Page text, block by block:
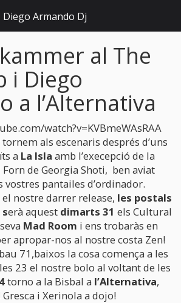
al The
i Diego
a l’Alternativa
watch?v=KVBmeWAsRAA
tornem als escenaris després d’uns
a La Isla amb l’execepció de la
de Georgia Shoti, ben aviat
pantailes d’ordinador.
nostre darrer release, les postals
erà aquest dimarts 31 els Cultural
Mad Room i ens trobaràs en
apropar-nos al nostre costa Zen!
71,baixos la cosa comença a les
23 el nostre bolo al voltant de les
torno a la Bisbal a l’Alternativa,
i Xerinola a dojo!
Diego Armando Dj